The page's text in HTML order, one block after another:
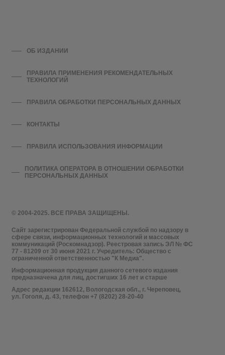
© 2004-2025. ВСЕ ПРАВА ЗАЩИЩЕНЫ.
Сайт зарегистрирован Федеральной службой по надзору в
сфере связи, информационных технологий и массовых
коммуникаций (Роскомнадзор). Реестровая запись ЭЛ № ФС
77 - 81209 от 30 июня 2021 г. Учредитель: Общество с
ограниченной ответственностью "К Медиа".
Информационная продукция данного сетевого издания
предназначена для лиц, достигших 16 лет и старше
Адрес редакции 162612, Вологодская обл., г. Череповец,
ул. Гоголя, д. 43, телефон +7 (8202) 28-20-40
ОБ ИЗДАНИИ
ПРАВИЛА ПРИМЕНЕНИЯ РЕКОМЕНДАТЕЛЬНЫХ
ТЕХНОЛОГИЙ
ПРАВИЛА ОБРАБОТКИ ПЕРСОНАЛЬНЫХ ДАННЫХ
КОНТАКТЫ
ПРАВИЛА ИСПОЛЬЗОВАНИЯ ИНФОРМАЦИИ
ПОЛИТИКА ОПЕРАТОРА В ОТНОШЕНИИ ОБРАБОТКИ
ПЕРСОНАЛЬНЫХ ДАННЫХ